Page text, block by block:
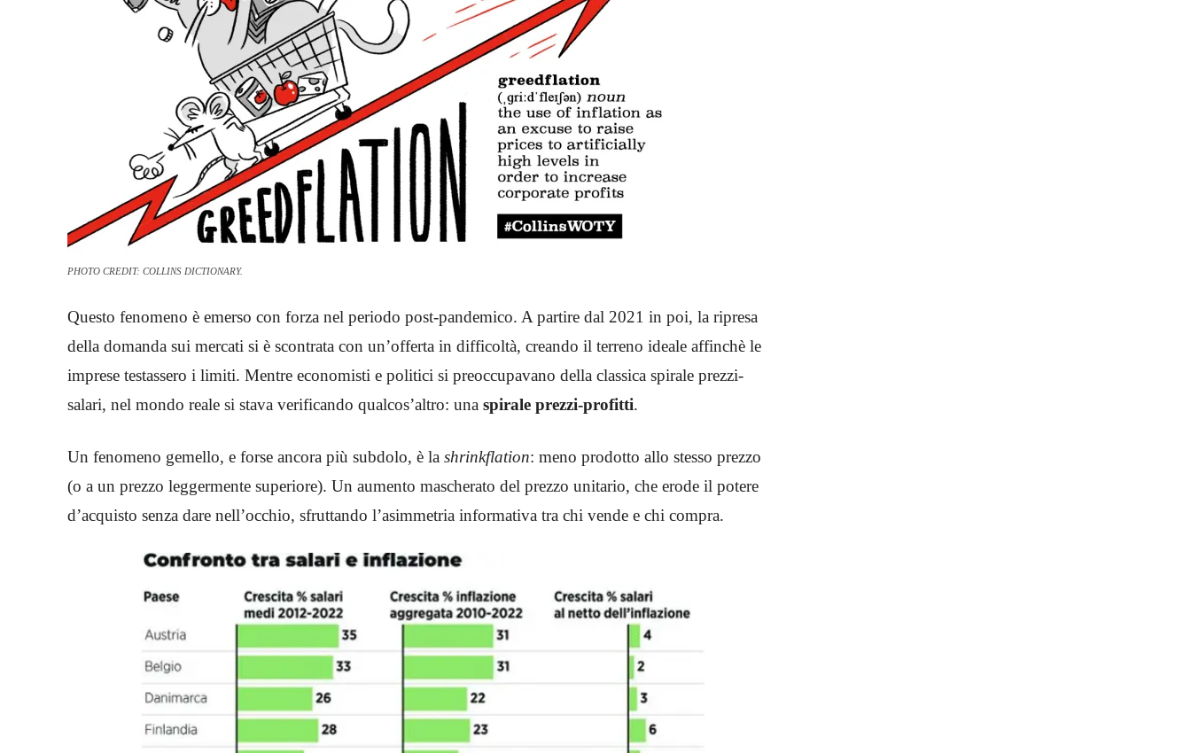
PHOTO CREDIT: COLLINS DICTIONARY.
Questo fenomeno è emerso con forza nel periodo post-pandemico. A partire dal 2021 in poi, la ripresa
della domanda sui mercati si è scontrata con un’offerta in difficoltà, creando il terreno ideale affinchè le
imprese testassero i limiti. Mentre economisti e politici si preoccupavano della classica spirale prezzi-
salari, nel mondo reale si stava verificando qualcos’altro: una spirale prezzi-profitti.
Un fenomeno gemello, e forse ancora più subdolo, è la shrinkflation: meno prodotto allo stesso prezzo
(o a un prezzo leggermente superiore). Un aumento mascherato del prezzo unitario, che erode il potere
d’acquisto senza dare nell’occhio, sfruttando l’asimmetria informativa tra chi vende e chi compra.